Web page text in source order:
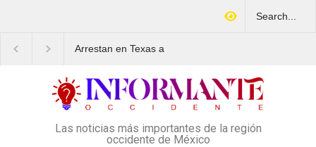
Arrestan en Texas a
esquema Ponzi con más de
4 mil afectados
de admisión: ¿Cuál
lugar y horario de la
protesta?
Las noticias más importantes de la región
occidente de México